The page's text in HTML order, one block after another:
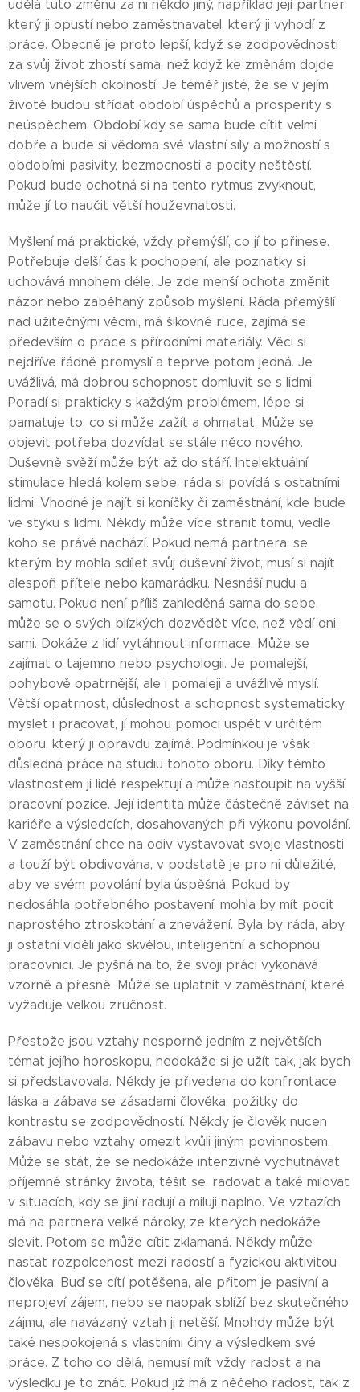
udělá tuto změnu za ni někdo jiný, například její partner,
který ji opustí nebo zaměstnavatel, který ji vyhodí z
práce. Obecně je proto lepší, když se zodpovědnosti
za svůj život zhostí sama, než když ke změnám dojde
vlivem vnějších okolností. Je téměř jisté, že se v jejím
životě budou střídat období úspěchů a prosperity s
neúspěchem. Období kdy se sama bude cítit velmi
dobře a bude si vědoma své vlastní síly a možností s
obdobími pasivity, bezmocnosti a pocity neštěstí.
Pokud bude ochotná si na tento rytmus zvyknout,
může jí to naučit větší houževnatosti.
Myšlení má praktické, vždy přemýšlí, co jí to přinese.
Potřebuje delší čas k pochopení, ale poznatky si
uchovává mnohem déle. Je zde menší ochota změnit
názor nebo zaběhaný způsob myšlení. Ráda přemýšlí
nad užitečnými věcmi, má šikovné ruce, zajímá se
především o práce s přírodními materiály. Věci si
nejdříve řádně promyslí a teprve potom jedná. Je
uvážlivá, má dobrou schopnost domluvit se s lidmi.
Poradí si prakticky s každým problémem, lépe si
pamatuje to, co si může zažít a ohmatat. Může se
objevit potřeba dozvídat se stále něco nového.
Duševně svěží může být až do stáří. Intelektuální
stimulace hledá kolem sebe, ráda si povídá s ostatními
lidmi. Vhodné je najít si koníčky či zaměstnání, kde bude
ve styku s lidmi. Někdy může více stranit tomu, vedle
koho se právě nachází. Pokud nemá partnera, se
kterým by mohla sdílet svůj duševní život, musí si najít
alespoň přítele nebo kamarádku. Nesnáší nudu a
samotu. Pokud není příliš zahleděná sama do sebe,
může se o svých blízkých dozvědět více, než vědí oni
sami. Dokáže z lidí vytáhnout informace. Může se
zajímat o tajemno nebo psychologii. Je pomalejší,
pohybově opatrnější, ale i pomaleji a uvážlivě myslí.
Větší opatrnost, důslednost a schopnost systematicky
myslet i pracovat, jí mohou pomoci uspět v určitém
oboru, který ji opravdu zajímá. Podmínkou je však
důsledná práce na studiu tohoto oboru. Díky těmto
vlastnostem ji lidé respektují a může nastoupit na vyšší
pracovní pozice. Její identita může částečně záviset na
kariéře a výsledcích, dosahovaných při výkonu povolání.
V zaměstnání chce na odiv vystavovat svoje vlastnosti
a touží být obdivována, v podstatě je pro ni důležité,
aby ve svém povolání byla úspěšná. Pokud by
nedosáhla potřebného postavení, mohla by mít pocit
naprostého ztroskotání a znevážení. Byla by ráda, aby
ji ostatní viděli jako skvělou, inteligentní a schopnou
pracovnici. Je pyšná na to, že svoji práci vykonává
vzorně a přesně. Může se uplatnit v zaměstnání, které
vyžaduje velkou zručnost.
Přestože jsou vztahy nesporně jedním z největších
témat jejího horoskopu, nedokáže si je užít tak, jak bych
si představovala. Někdy je přivedena do konfrontace
láska a zábava se zásadami člověka, požitky do
kontrastu se zodpovědností. Někdy je člověk nucen
zábavu nebo vztahy omezit kvůli jiným povinnostem.
Může se stát, že se nedokáže intenzivně vychutnávat
příjemné stránky života, těšit se, radovat a také milovat
v situacích, kdy se jiní radují a miluji naplno. Ve vztazích
má na partnera velké nároky, ze kterých nedokáže
slevit. Potom se může cítit zklamaná. Někdy může
nastat rozpolcenost mezi radostí a fyzickou aktivitou
člověka. Buď se cítí potěšena, ale přitom je pasivní a
neprojeví zájem, nebo se naopak sblíží bez skutečného
zájmu, ale navázaný vztah ji netěší. Mnohdy může být
také nespokojená s vlastními činy a výsledkem své
práce. Z toho co dělá, nemusí mít vždy radost a na
výsledku je to znát. Pokud již má z něčeho radost, tak z